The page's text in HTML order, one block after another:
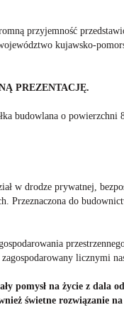
przyjemność
kujawsko-
PREZENTACJĘ.
budowlana o powierzchni
w drodze prywatnej,
Przeznaczona do
licznymi
pomysł na życie z dala
świetne rozwiązanie